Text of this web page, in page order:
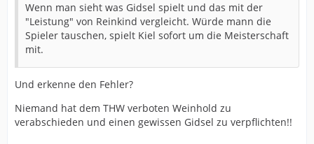
Wenn man sieht was Gidsel spielt und das mit der
"Leistung" von Reinkind vergleicht. Würde mann die
Spieler tauschen, spielt Kiel sofort um die Meisterschaft
mit.
Und erkenne den Fehler?
Niemand hat dem THW verboten Weinhold zu
verabschieden und einen gewissen Gidsel zu verpflichten!!